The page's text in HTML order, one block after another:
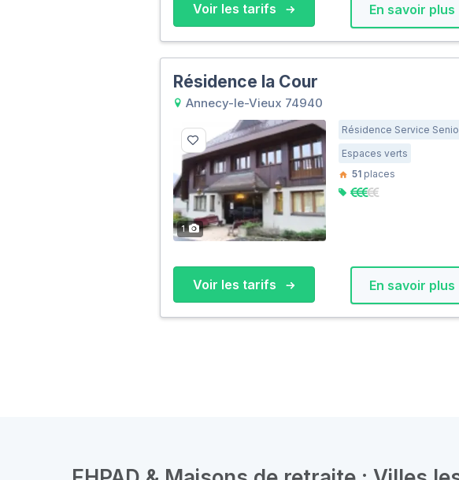
Voir les tarifs En savoir plus
Résidence la Cour
Annecy-le-Vieux 74940
1
Résidence Service
Espaces verts
51places
Voir les tarifs En savoir plus